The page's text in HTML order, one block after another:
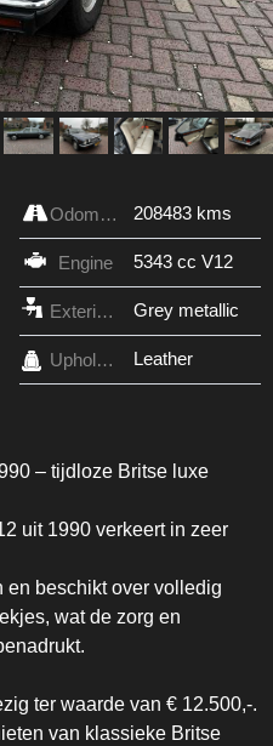
Odometer 208483 kms
Engine 5343 cc V12
Exterior Color Grey metallic
Upholstery Leather
– tijdloze Britse luxe
uit 1990 verkeert in zeer
en beschikt over volledig
wat de zorg en
ter waarde van € 12.500,-.
van klassieke Britse